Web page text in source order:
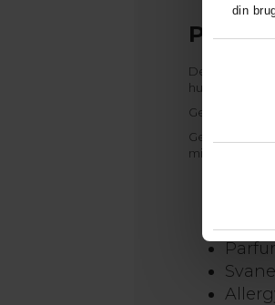
din
Derma Man
huden og
Gelen er
Gelen er
minimerer